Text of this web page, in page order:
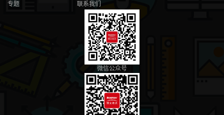
专题
联系我们
微信公众号